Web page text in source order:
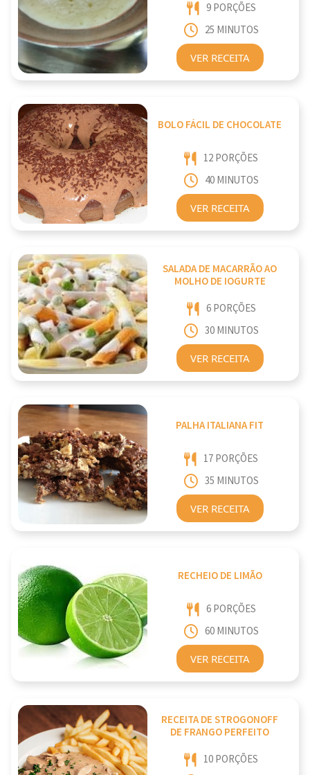
9 PORÇÕES
25 MINUTOS
VER RECEITA
BOLO FÁCIL DE CHOCOLATE
12 PORÇÕES
40 MINUTOS
VER RECEITA
SALADA DE MACARRÃO AO
MOLHO DE IOGURTE
6 PORÇÕES
30 MINUTOS
VER RECEITA
PALHA ITALIANA FIT
17 PORÇÕES
35 MINUTOS
VER RECEITA
RECHEIO DE LIMÃO
6 PORÇÕES
60 MINUTOS
VER RECEITA
RECEITA DE STROGONOFF
DE FRANGO PERFEITO
10 PORÇÕES